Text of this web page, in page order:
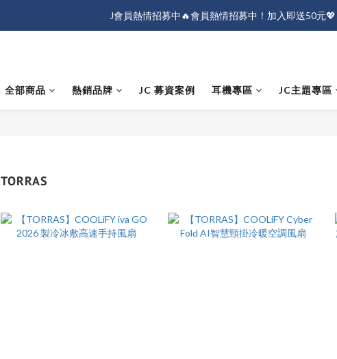
J會員熱情招募中🔥會員熱情招募中！加入即送50元💖
J會員熱情招募中🔥會員熱情招募中！加入即送50元💖
全部商品 熱銷品牌 JC 募資案例 耳機專區 JC主題專區
TORRAS